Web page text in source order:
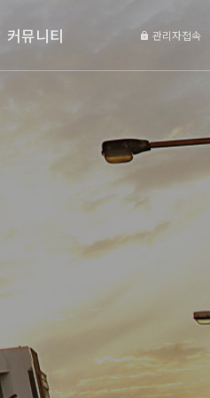
커뮤니티 관리자접속